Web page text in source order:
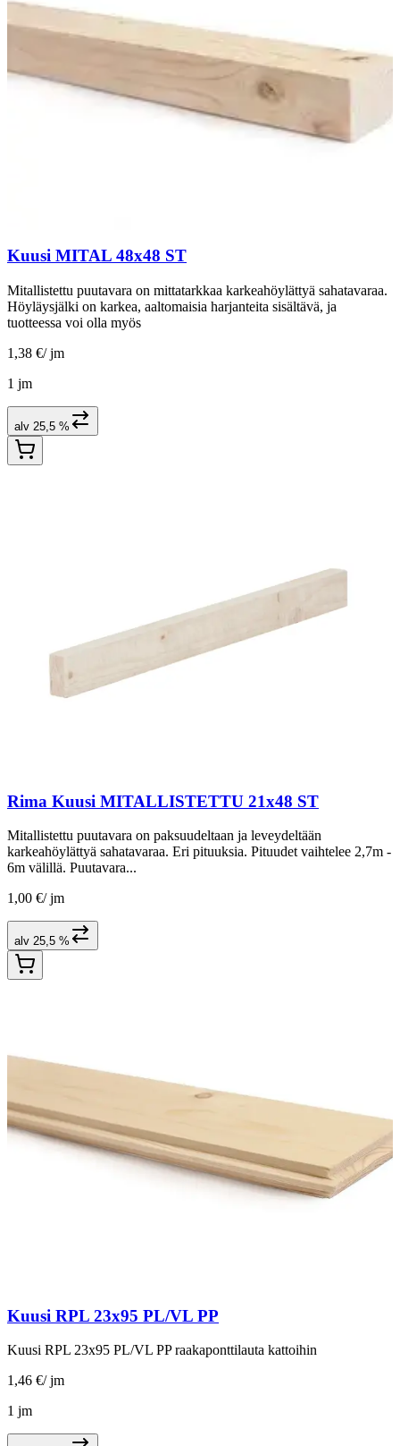
Kuusi MITAL 48x48 ST
Mitallistettu puutavara on mittatarkkaa karkeahöylättyä sahatavaraa.
Höyläysjälki on karkea, aaltomaisia harjanteita sisältävä, ja
tuotteessa voi olla myös
1,38 €/ jm
1 jm
alv 25,5 %
Rima Kuusi MITALLISTETTU 21x48 ST
Mitallistettu puutavara on paksuudeltaan ja leveydeltään
karkeahöylättyä sahatavaraa. Eri pituuksia. Pituudet vaihtelee 2,7m -
6m välillä. Puutavara...
1,00 €/ jm
alv 25,5 %
Kuusi RPL 23x95 PL/VL PP
Kuusi RPL 23x95 PL/VL PP raakaponttilauta kattoihin
1,46 €/ jm
1 jm